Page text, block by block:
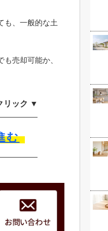
も、一般的な土
売却可能か、
リック ▼
む